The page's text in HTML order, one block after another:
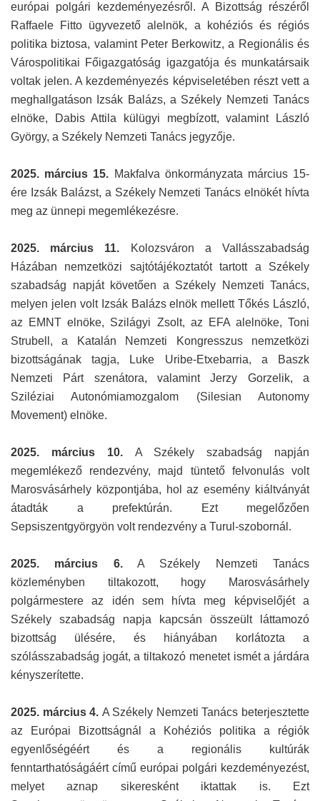
európai polgári kezdeményezésről. A Bizottság részéről
Raffaele Fitto ügyvezető alelnök, a kohéziós és régiós
politika biztosa, valamint Peter Berkowitz, a Regionális és
Várospolitikai Főigazgatóság igazgatója és munkatársaik
voltak jelen. A kezdeményezés képviseletében részt vett a
meghallgatáson Izsák Balázs, a Székely Nemzeti Tanács
elnöke, Dabis Attila külügyi megbízott, valamint László
György, a Székely Nemzeti Tanács jegyzője.
2025. március 15. Makfalva önkormányzata március 15-
ére Izsák Balázst, a Székely Nemzeti Tanács elnökét hívta
meg az ünnepi megemlékezésre.
2025. március 11. Kolozsváron a Vallásszabadság
Házában nemzetközi sajtótájékoztatót tartott a Székely
szabadság napját követően a Székely Nemzeti Tanács,
melyen jelen volt Izsák Balázs elnök mellett Tőkés László,
az EMNT elnöke, Szilágyi Zsolt, az EFA alelnöke, Toni
Strubell, a Katalán Nemzeti Kongresszus nemzetközi
bizottságának tagja, Luke Uribe-Etxebarria, a Baszk
Nemzeti Párt szenátora, valamint Jerzy Gorzelik, a
Sziléziai Autonómiamozgalom (Silesian Autonomy
Movement) elnöke.
2025. március 10. A Székely szabadság napján
megemlékező rendezvény, majd tüntető felvonulás volt
Marosvásárhely központjába, hol az esemény kiáltványát
átadták a prefektúrán. Ezt megelőzően
Sepsiszentgyörgyön volt rendezvény a Turul-szobornál.
2025. március 6.A Székely Nemzeti Tanács
közleményben tiltakozott, hogy Marosvásárhely
polgármestere az idén sem hívta meg képviselőjét a
Székely szabadság napja kapcsán összeült láttamozó
bizottság ülésére, és hiányában korlátozta a
szólásszabadság jogát, a tiltakozó menetet ismét a járdára
kényszerítette.
2025. március 4. A Székely Nemzeti Tanács beterjesztette
az Európai Bizottságnál a Kohéziós politika a régiók
egyenlőségéért és a regionális kultúrák
fenntarthatóságáért című európai polgári kezdeményezést,
melyet aznap sikeresként iktattak is. Ezt